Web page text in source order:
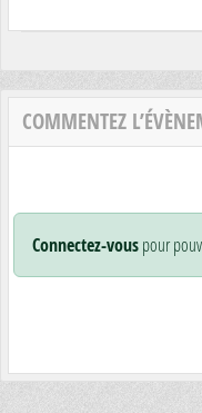
COMMENTEZ
Connectez-vouspour